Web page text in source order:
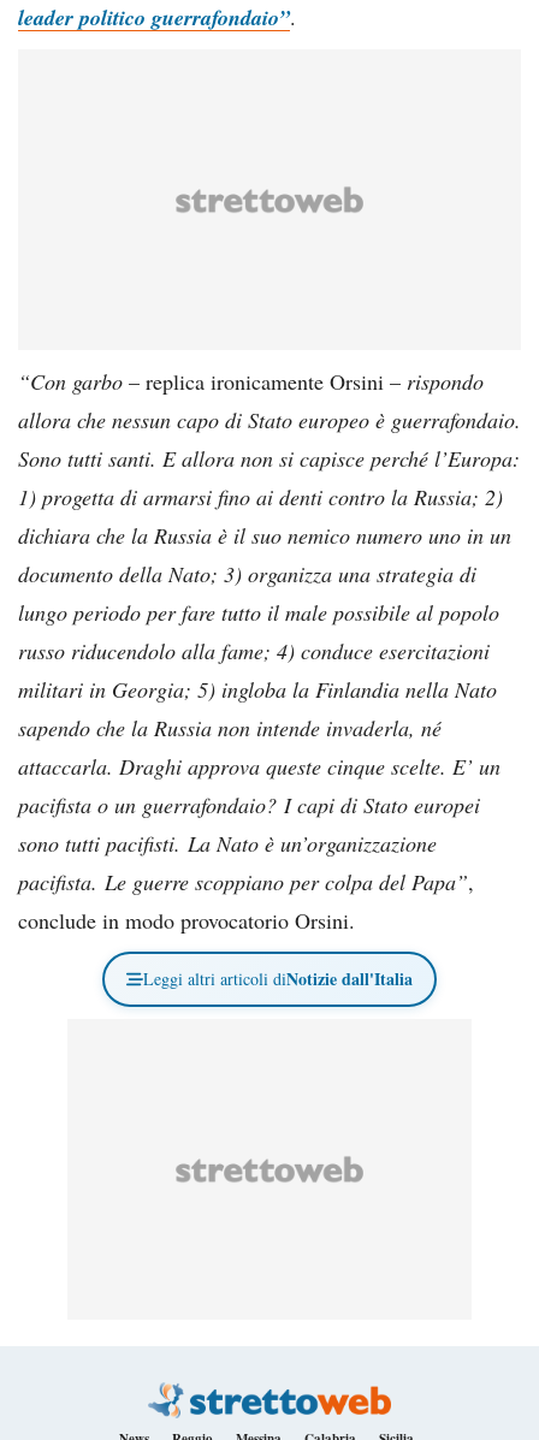
leader politico guerrafondaio”.
“Con garbo – replica ironicamente Orsini – rispondo
allora che nessun capo di Stato europeo è guerrafondaio.
Sono tutti santi. E allora non si capisce perché l’Europa:
1) progetta di armarsi fino ai denti contro la Russia; 2)
dichiara che la Russia è il suo nemico numero uno in un
documento della Nato; 3) organizza una strategia di
lungo periodo per fare tutto il male possibile al popolo
russo riducendolo alla fame; 4) conduce esercitazioni
militari in Georgia; 5) ingloba la Finlandia nella Nato
sapendo che la Russia non intende invaderla, né
attaccarla. Draghi approva queste cinque scelte. E’ un
pacifista o un guerrafondaio? I capi di Stato europei
sono tutti pacifisti. La Nato è un’organizzazione
pacifista. Le guerre scoppiano per colpa del Papa”,
conclude in modo provocatorio Orsini.
Leggi altri articoli diNotizie dall'Italia